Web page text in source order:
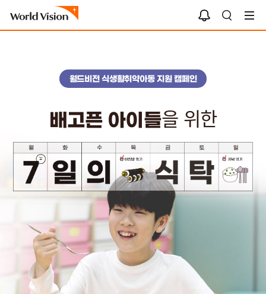
검
색
알
림
함
월드비전 식생활취약아동 지원 캠페인
배고픈 아이들을 위한